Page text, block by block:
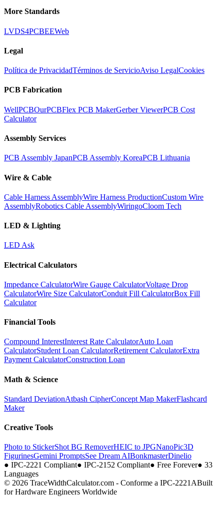
More Standards
LVDS4PCBEEWeb
Legal
Política de PrivacidadTérminos de ServicioAviso LegalCookies
PCB Fabrication
WellPCBOurPCBFlex PCB MakerGerber ViewerPCB Cost
Calculator
Assembly Services
PCB Assembly JapanPCB Assembly KoreaPCB Lithuania
Wire & Cable
Cable Harness AssemblyWire Harness ProductionCustom Wire
AssemblyRobotics Cable AssemblyWiringoCloom Tech
LED & Lighting
LED Ask
Electrical Calculators
Impedance CalculatorWire Gauge CalculatorVoltage Drop
CalculatorWire Size CalculatorConduit Fill CalculatorBox Fill
Calculator
Financial Tools
Compound InterestInterest Rate CalculatorAuto Loan
CalculatorStudent Loan CalculatorRetirement CalculatorExtra
Payment CalculatorConstruction Loan
Math & Science
Standard DeviationAtbash CipherConcept Map MakerFlashcard
Maker
Creative Tools
Photo to StickerShot BG RemoverHEIC to JPGNanoPic3D
FigurinesGemini PromptsSee Dream AIBonkmasterDinelio
● IPC-2221 Compliant● IPC-2152 Compliant● Free Forever● 33
Languages
© 2026 TraceWidthCalculator.com - Conforme a IPC-2221ABuilt
for Hardware Engineers Worldwide